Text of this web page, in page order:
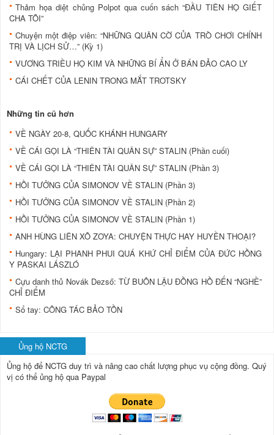
Thảm họa diệt chủng Polpot qua cuốn sách “ÐẦU TIÊN HỌ GIẾT
CHA TÔI”
Chuyện một điệp viên: “NHỮNG QUÂN CỜ CỦA TRÒ CHƠI CHÍNH
TRỊ VÀ LỊCH SỬ…” (Kỳ 1)
VƯƠNG TRIỀU HỌ KIM VÀ NHỮNG BÍ ẨN Ở BÁN ÐẢO CAO LY
CÁI CHẾT CỦA LENIN TRONG MẮT TROTSKY
Những tin cũ hơn
VỀ NGÀY 20-8, QUỐC KHÁNH HUNGARY
VỀ CÁI GỌI LÀ “THIÊN TÀI QUÂN SỰ” STALIN (Phần cuối)
VỀ CÁI GỌI LÀ “THIÊN TÀI QUÂN SỰ” STALIN (Phần 3)
HỒI TƯỞNG CỦA SIMONOV VỀ STALIN (Phần 3)
HỒI TƯỞNG CỦA SIMONOV VỀ STALIN (Phần 2)
HỒI TƯỞNG CỦA SIMONOV VỀ STALIN (Phần 1)
ANH HÙNG LIÊN XÔ ZOYA: CHUYỆN THỰC HAY HUYỀN THOẠI?
Hungary: LẠI PHANH PHUI QUÁ KHỨ CHỈ ĐIỂM CỦA ĐỨC HỒNG
Y PASKAI LÁSZLÓ
Cựu danh thủ Novák Dezső: TỪ BUÔN LẬU ÐỒNG HỒ ÐẾN “NGHỀ”
CHỈ ÐIỂM
Sổ tay: CÔNG TÁC BẢO TỒN
Ủng hộ NCTG
Ủng hộ để NCTG duy trì và nâng cao chất lượng phục vụ cộng đồng. Quý
vị có thể ủng hộ qua Paypal